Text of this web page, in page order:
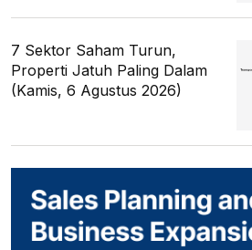
7 Sektor Saham Turun,
Properti Jatuh Paling Dalam
(Kamis, 6 Agustus 2026)